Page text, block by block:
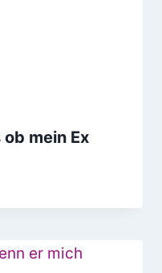
mein Ex